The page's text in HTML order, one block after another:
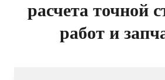
расчета точной
работ и